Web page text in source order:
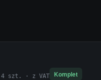
szt. · z VAT Komplet